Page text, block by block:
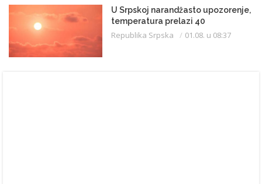
U Srpskoj narandžasto upozorenje,
temperatura prelazi 40
Republika Srpska 01.08. u 08:37